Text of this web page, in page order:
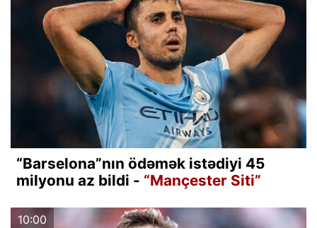
“Barselona”nın ödəmək istədiyi 45
milyonu az bildi - “Mançester Siti”
10:00